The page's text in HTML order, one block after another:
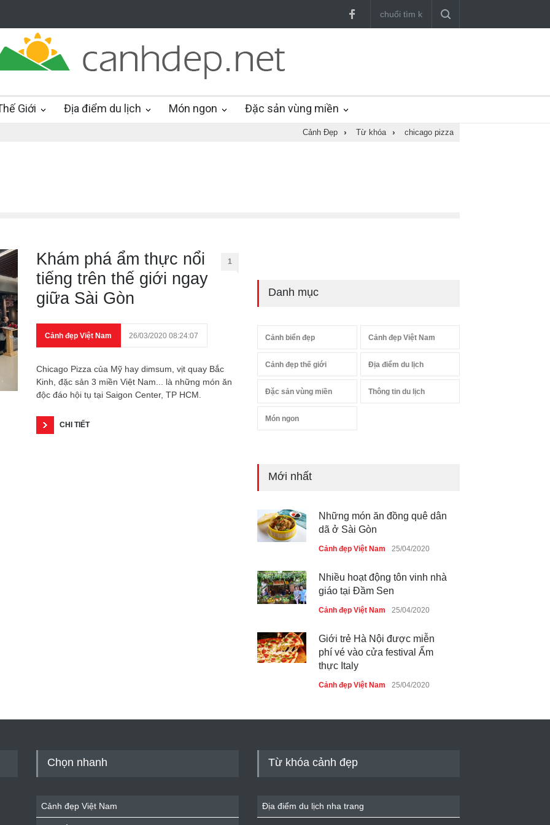
Giới Địa điểm du lịch Món ngon Đặc sản vùng miền
Cảnh Đẹp › Từ khóa › chicago pizza
Khám phá ẩm thực nổi
tiếng trên thế giới ngay
giữa Sài Gòn
1
Cảnh đẹp Việt Nam 26/03/2020 08:24:07
Chicago Pizza của Mỹ hay dimsum, vịt quay Bắc
Kinh, đặc sản 3 miền Việt Nam... là những món ăn
độc đáo hội tụ tại Saigon Center, TP HCM.
CHI TIẾT
Danh mục
Cảnh biển đẹp Cảnh đẹp Việt Nam
Cảnh đẹp thế giới Địa điểm du lịch
Đặc sản vùng miền Thông tin du lịch
Món ngon
Mới nhất
Những món ăn đồng quê dân
dã ở Sài Gòn
Cảnh đẹp Việt Nam 25/04/2020
Nhiều hoạt động tôn vinh nhà
giáo tại Đầm Sen
Cảnh đẹp Việt Nam 25/04/2020
Giới trẻ Hà Nội được miễn
phí vé vào cửa festival Ẩm
thực Italy
Cảnh đẹp Việt Nam 25/04/2020
Cảnh đẹp Việt Nam
Chọn nhanh
Cảnh đẹp Việt Nam
Từ khóa cảnh đẹp
Địa điểm du lịch nha trang